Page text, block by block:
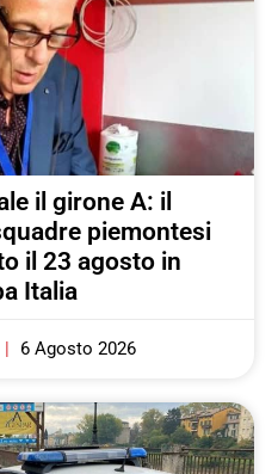
il girone A: il
piemontesi
il 23 agosto in
Italia
6 Agosto 2026